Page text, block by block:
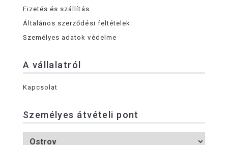
Fizetés és szállítás
Általános szerződési feltételek
Személyes adatok védelme
A vállalatról
Kapcsolat
Személyes átvételi pont